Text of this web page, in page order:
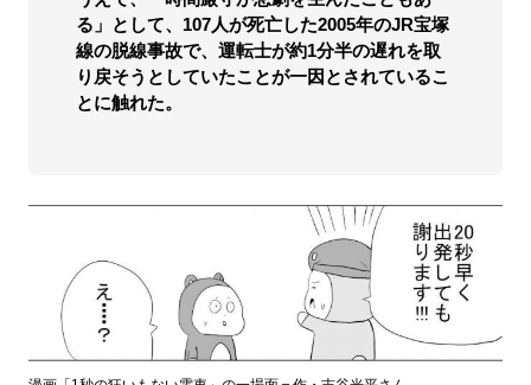
る」として、107人が死亡した2005年のJR宝塚
線の脱線事故で、運転士が約1分半の遅れを取
り戻そうとしていたことが一因とされているこ
とに触れた。